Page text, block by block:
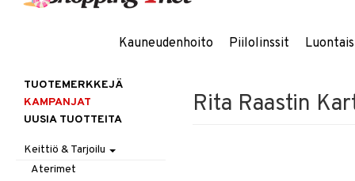
Kauneudenhoito Piilolinssit
Rita Raastin
TUOTEMERKKEJÄ
KAMPANJAT
UUSIA TUOTTEITA
Keittiö & Tarjoilu
Aterimet